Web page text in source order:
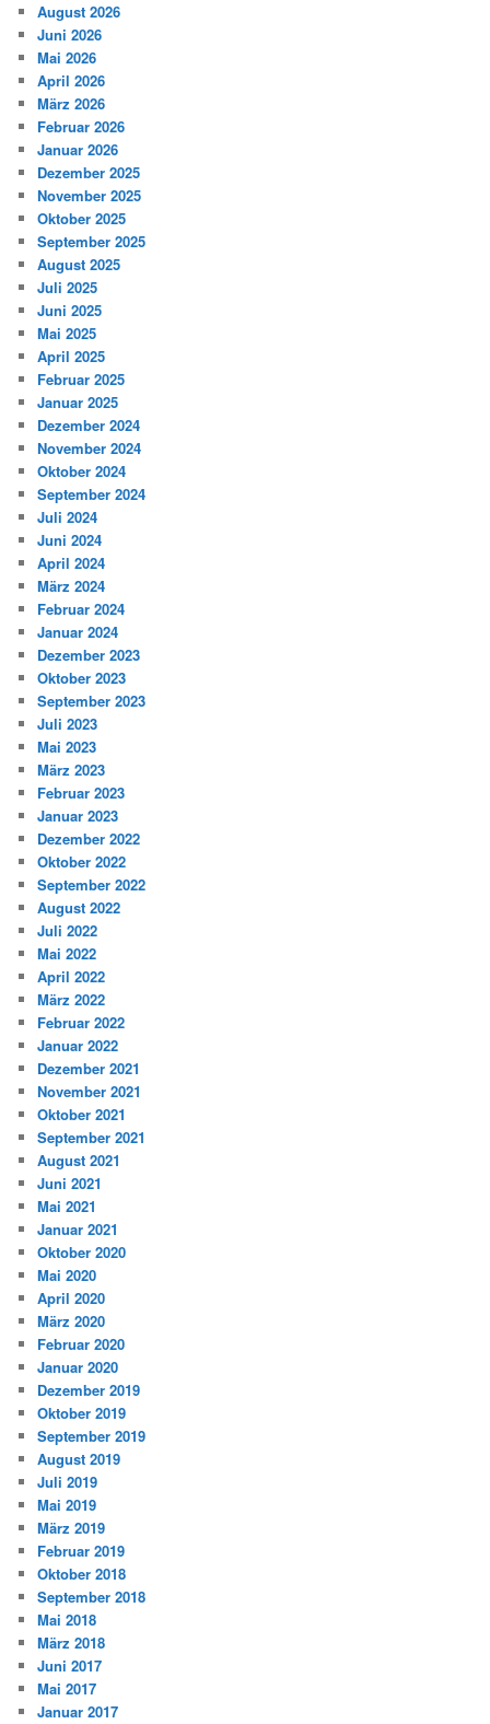
August 2026
Juni 2026
Mai 2026
April 2026
März 2026
Februar 2026
Januar 2026
Dezember 2025
November 2025
Oktober 2025
September 2025
August 2025
Juli 2025
Juni 2025
Mai 2025
April 2025
Februar 2025
Januar 2025
Dezember 2024
November 2024
Oktober 2024
September 2024
Juli 2024
Juni 2024
April 2024
März 2024
Februar 2024
Januar 2024
Dezember 2023
Oktober 2023
September 2023
Juli 2023
Mai 2023
März 2023
Februar 2023
Januar 2023
Dezember 2022
Oktober 2022
September 2022
August 2022
Juli 2022
Mai 2022
April 2022
März 2022
Februar 2022
Januar 2022
Dezember 2021
November 2021
Oktober 2021
September 2021
August 2021
Juni 2021
Mai 2021
Januar 2021
Oktober 2020
Mai 2020
April 2020
März 2020
Februar 2020
Januar 2020
Dezember 2019
Oktober 2019
September 2019
August 2019
Juli 2019
Mai 2019
März 2019
Februar 2019
Oktober 2018
September 2018
Mai 2018
März 2018
Juni 2017
Mai 2017
Januar 2017